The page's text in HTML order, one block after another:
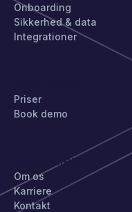
Onboarding
Sikkerhed & data
Integrationer
Priser
Book demo
VIRKSOMHED
Om os
Karriere
Kontakt